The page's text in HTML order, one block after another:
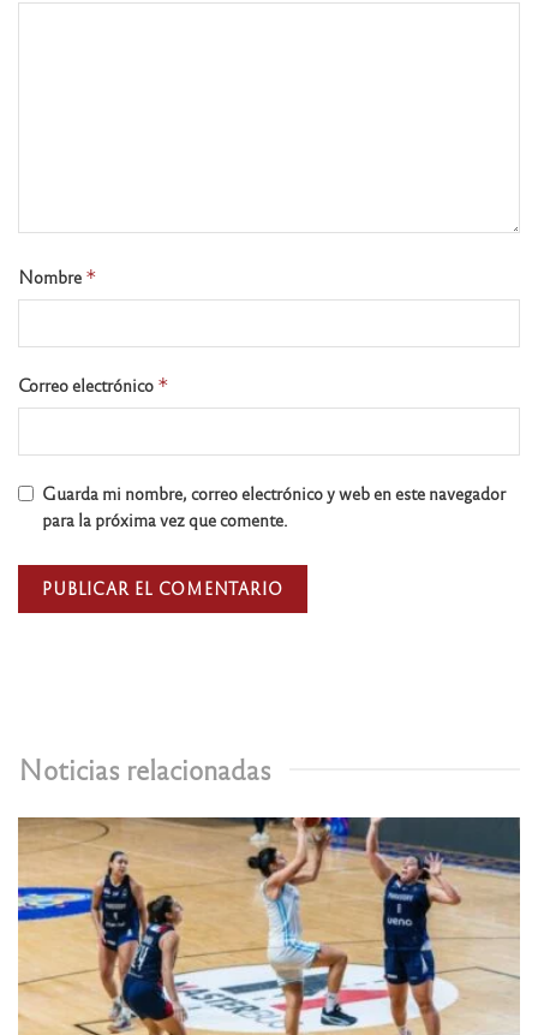
Noticias relacionadas
Nombre *
Correo electrónico *
Guarda mi nombre, correo electrónico y web en este navegador
para la próxima vez que comente.